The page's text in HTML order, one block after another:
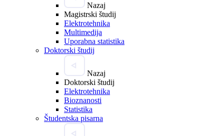
Nazaj
Magistrski študij
Elektrotehnika
Multimedija
Uporabna statistika
Doktorski študij
Nazaj
Doktorski študij
Elektrotehnika
Bioznanosti
Statistika
Študentska pisarna